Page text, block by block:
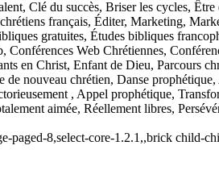
Clé du succès, Briser les cycles,
français, Éditer, Marketing,
gratuites, Études bibliques
Web Chrétiennes,
en Christ, Enfant de Dieu, Parcours
nouveau chrétien, Danse
, Appel prophétique,
aimée, Réellement libres,
paged-8,select-core-1.2.1,,brick child-